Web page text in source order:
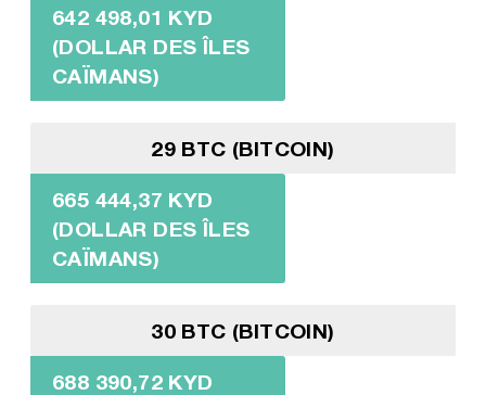
642 498,01 KYD
(DOLLAR DES ÎLES
CAÏMANS)
29 BTC (BITCOIN)
665 444,37 KYD
(DOLLAR DES ÎLES
CAÏMANS)
30 BTC (BITCOIN)
688 390,72 KYD